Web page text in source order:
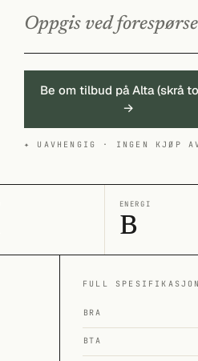
Oppgis ved
Be om tilbud på Alta (skrå
→
✦ UAVHENGIG · INGEN KJØP
ENERGI
B
FULL SPESIFIKASJON
BRA
BTA